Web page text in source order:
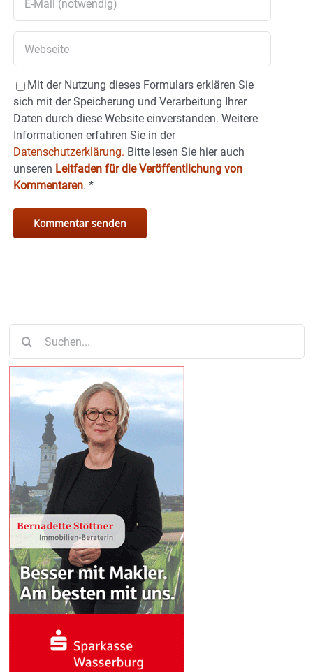
Mit der Nutzung dieses Formulars erklären Sie
sich mit der Speicherung und Verarbeitung Ihrer
Daten durch diese Website einverstanden. Weitere
Informationen erfahren Sie in der
Datenschutzerklärung. Bitte lesen Sie hier auch
unseren Leitfaden für die Veröffentlichung von
Kommentaren. *
nach: